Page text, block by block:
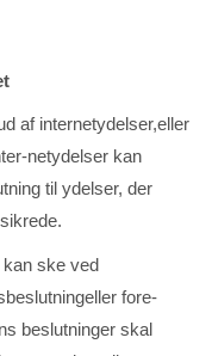
af internetydelser,eller
net­ydel­ser kan
til ydelser, der
kan ske ved
fo­re­
beslutninger skal